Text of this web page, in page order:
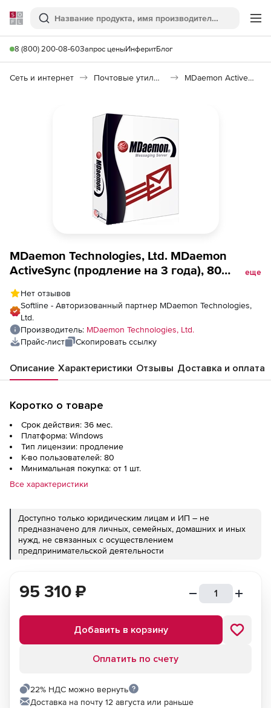
Softline
Поиск
8 (800) 200-08-60Запрос ценыИнферитБлог
Сеть и интернет Почтовые утилиты MDaemon ActiveSync
MDaemon Technologies, Ltd. MDaemon
ActiveSync (продление на 3 года), 80
еще
Нет отзывов
Softline - Авторизованный партнер MDaemon Technologies,
Ltd.
Производитель: MDaemon Technologies, Ltd.
Прайс-лист
Скопировать ссылку
Описание Характеристики Отзывы Доставка и оплата
Коротко о товаре
Срок действия: 36 мес.
Платформа: Windows
Тип лицензии: продление
К-во пользователей: 80
Минимальная покупка: от 1 шт.
Все характеристики
Доступно только юридическим лицам и ИП – не
предназначено для личных, семейных, домашних и иных
нужд, не связанных с осуществлением
предпринимательской деятельности
95 310 ₽
Добавить в корзину
Оплатить по счету
22% НДС можно вернуть
Доставка на почту 12 августа или раньше